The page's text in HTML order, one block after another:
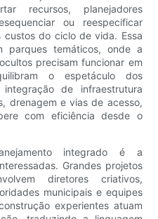
recursos, planejadores
ou reespecificar
do ciclo de vida. Essa
temáticos, onde a
precisam funcionar em
o espetáculo dos
de infraestrutura
drenagem e vias de acesso,
com eficiência desde o
integrado é a
Grandes projetos
diretores criativos,
municipais e equipes
experientes atuam